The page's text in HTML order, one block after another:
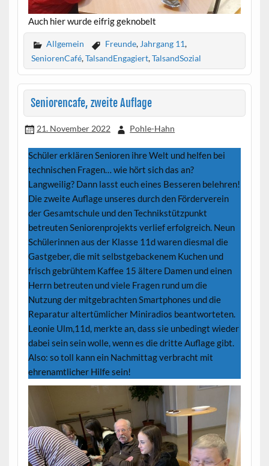
Auch hier wurde eifrig geknobelt
Allgemein Freunde,Jahrgang 11,
SeniorenCafé,TalsandEngagiert,TalsandSozial
Seniorencafe, zweite Auflage
21. November 2022 Pohle-Hahn
Schüler erklären Senioren ihre Welt und helfen bei
technischen Fragen… wie hört sich das an?
Langweilig? Dann lasst euch eines Besseren belehren!
Die zweite Auflage unseres durch den Förderverein
der Gesamtschule und den Technikstützpunkt
betreuten Seniorenprojekts verlief erfolgreich. Neun
Schülerinnen aus der Klasse 11d waren diesmal die
Gastgeber, die mit selbstgebackenem Kuchen und
frisch gebrühtem Kaffee 15 ältere Damen und einen
Herrn betreuten und viele Fragen rund um die
Nutzung der mitgebrachten Smartphones und die
Reparatur altertümlicher Miniradios beantworteten.
Leonie Ulm,11d, merkte an, dass sie unbedingt wieder
dabei sein sein wolle, wenn es die dritte Auflage gibt.
Also: so toll kann ein Nachmittag verbracht mit
ehrenamtlicher Hilfe sein!